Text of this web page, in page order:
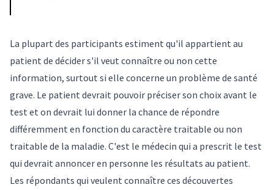
La plupart des participants estiment qu'il appartient au
patient de décider s'il veut connaître ou non cette
information, surtout si elle concerne un problème de santé
grave. Le patient devrait pouvoir préciser son choix avant le
test et on devrait lui donner la chance de répondre
différemment en fonction du caractère traitable ou non
traitable de la maladie. C'est le médecin qui a prescrit le test
qui devrait annoncer en personne les résultats au patient.
Les répondants qui veulent connaître ces découvertes